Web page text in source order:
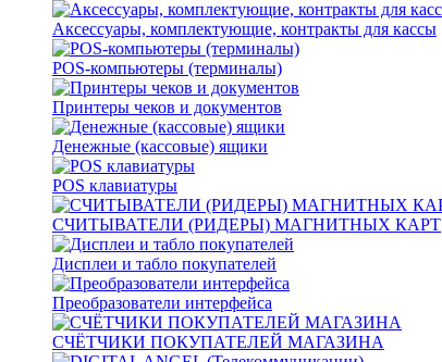
Аксессуары, комплектующие, контракты для кассы
POS-компьютеры (терминалы)
Принтеры чеков и документов
Денежные (кассовые) ящики
POS клавиатуры
СЧИТЫВАТЕЛИ (РИДЕРЫ) МАГНИТНЫХ КАРТ
Дисплеи и табло покупателей
Преобразователи интерфейса
СЧЁТЧИКИ ПОКУПАТЕЛЕЙ МАГАЗИНА